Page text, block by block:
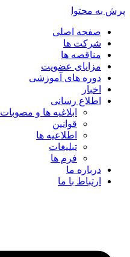
پرش به محتوا
صفحه اصلی
شرکت ها
مناقصه ها
مزایای عضویت
دوره های آموزشی
اخبار
اطلاع رسانی
ابلاغیه ها و مصوبات
قوانین
اطلاعیه ها
تبلیغات
فرم ها
درباره ما
ارتباط با ما